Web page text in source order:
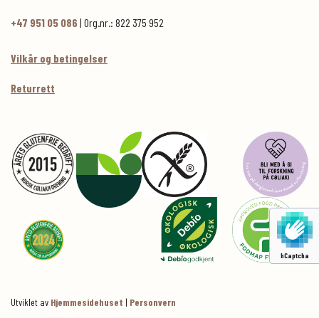
hCaptcha
+47 951 05 086 | Org.nr.: 822 375 952
Vilkår og betingelser
Returrett
Utviklet av Hjemmesidehuset | Personvern